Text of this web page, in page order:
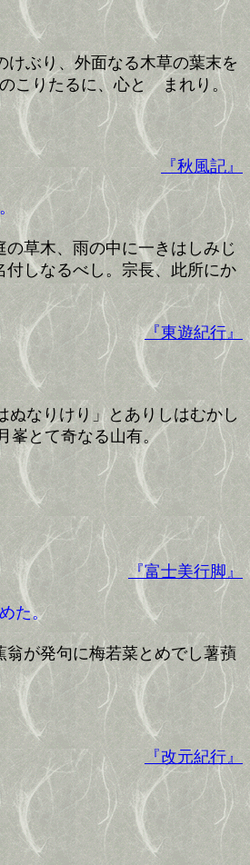
ぶり、外面なる木草の葉末を
こりたるに、心とゞまれり。
『秋風記』
草木、雨の中に一きはしみじ
しなるべし。宗長、此所にか
『東遊紀行』
なりけり」とありしはむかし
峯とて奇なる山有。
『富士美行脚』
た。
が発句に梅若菜とめでし薯蕷
『改元紀行』